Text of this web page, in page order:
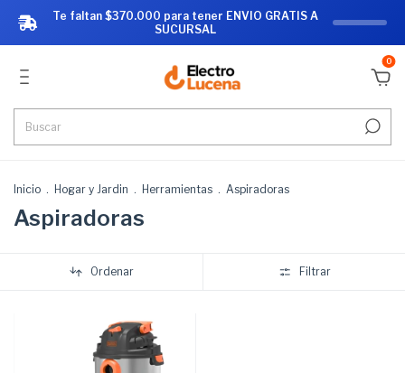
0
Inicio . Hogar y Jardin . Herramientas . Aspiradoras
Aspiradoras
Ordenar Filtrar
Te faltan $370.000 para tener ENVIO GRATIS A
SUCURSAL